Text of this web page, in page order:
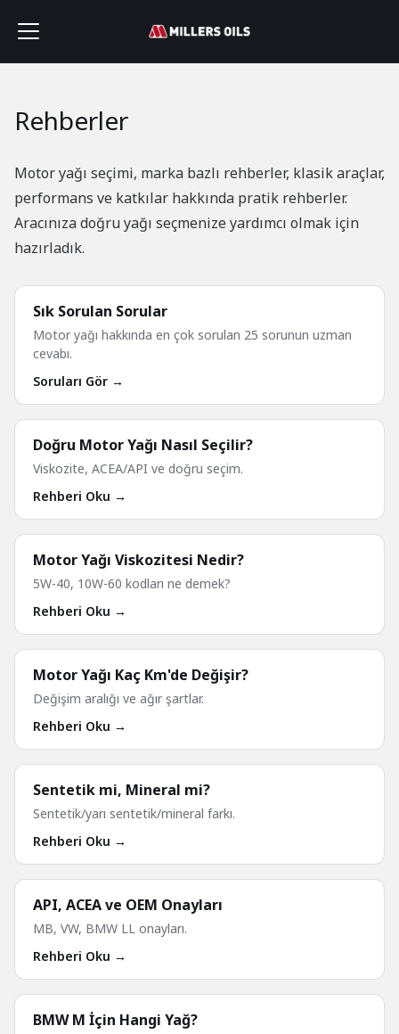
Rehberler
Motor yağı seçimi, marka bazlı rehberler, klasik araçlar,
performans ve katkılar hakkında pratik rehberler.
Aracınıza doğru yağı seçmenize yardımcı olmak için
hazırladık.
Sık Sorulan Sorular
Motor yağı hakkında en çok sorulan 25 sorunun uzman
cevabı.
Soruları Gör →
Doğru Motor Yağı Nasıl Seçilir?
Viskozite, ACEA/API ve doğru seçim.
Rehberi Oku →
Motor Yağı Viskozitesi Nedir?
5W-40, 10W-60 kodları ne demek?
Rehberi Oku →
Motor Yağı Kaç Km'de Değişir?
Değişim aralığı ve ağır şartlar.
Rehberi Oku →
Sentetik mi, Mineral mi?
Sentetik/yarı sentetik/mineral farkı.
Rehberi Oku →
API, ACEA ve OEM Onayları
MB, VW, BMW LL onayları.
Rehberi Oku →
BMW M İçin Hangi Yağ?